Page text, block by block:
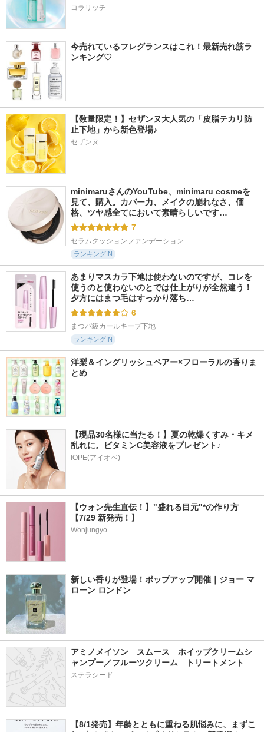
コラリッチ
今売れているフレグランスはこれ！最新売れ筋ラ
ンキング♡
【数量限定！】セザンヌ大人気の「皮脂テカリ防
止下地」から新色登場♪
セザンヌ
minimaruさんのYouTube、minimaru cosmeを
見て、購入。カバー力、メイクの崩れなさ、価
格、ツヤ感全てにおいて素晴らしいです…
7
セラムクッションファンデーション
ランキングIN
あまりマスカラ下地は使わないのですが、コレを
使うのと使わないのとでは仕上がりが全然違う！
夕方にはまつ毛はすっかり落ち…
6
まつパ級カールキープ下地
ランキングIN
洋梨＆イングリッシュペアー×フローラルの香りま
とめ
【現品30名様に当たる！】夏の乾燥くすみ・キメ
乱れに。ビタミンC美容液をプレゼント♪
IOPE(アイオペ)
【ウォン先生直伝！】"盛れる目元"*の作り方
【7/29 新発売！】
Wonjungyo
新しい香りが登場！ポップアップ開催｜ジョー マ
ローン ロンドン
アミノメイソン　スムース　ホイップクリームシ
ャンプー／フルーツクリーム　トリートメント
ステラシード
【8/1発売】年齢とともに重ねる肌悩みに、まずこ